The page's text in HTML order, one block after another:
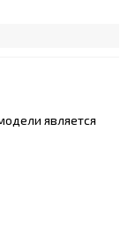
является